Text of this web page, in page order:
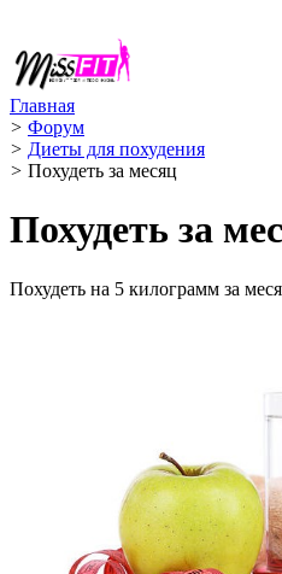
Главная
> Форум
> Диеты для похудения
> Похудеть за месяц
Похудеть за
Похудеть на 5 килограмм за